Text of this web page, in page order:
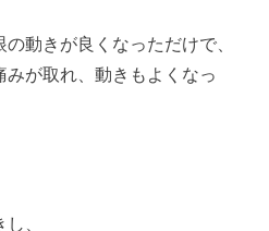
動きが良くなっただけで、
が取れ、動きもよくなっ
、